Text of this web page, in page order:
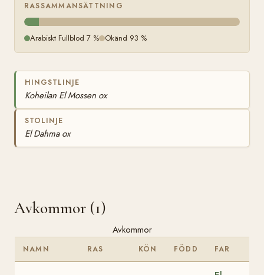
RASSAMMANSÄTTNING
Arabiskt Fullblod 7 % Okänd 93 %
HINGSTLINJE
Koheilan El Mossen ox
STOLINJE
El Dahma ox
Avkommor (1)
Avkommor
NAMN RAS KÖN FÖDD FAR